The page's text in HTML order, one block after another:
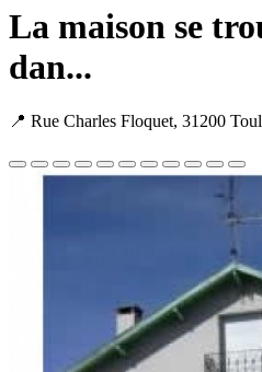
La maison se
dan...
📍 Rue Charles Floquet, 31200